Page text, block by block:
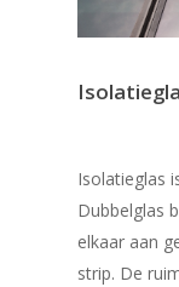
Isolatieglas
Dubbelglas
elkaar aan
strip. De